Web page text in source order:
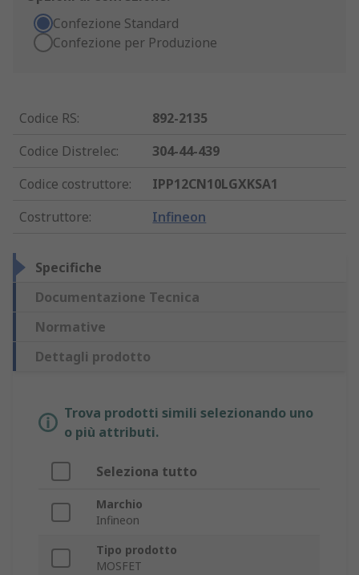
Confezione Standard
Confezione per Produzione
Codice RS:
892-2135
Codice Distrelec:
304-44-439
Codice costruttore:
IPP12CN10LGXKSA1
Costruttore: Infineon
Specifiche
Documentazione Tecnica
Normative
Dettagli prodotto
Trova prodotti simili selezionando uno
o più attributi.
Seleziona tutto
Marchio
Infineon
Tipo prodotto
MOSFET